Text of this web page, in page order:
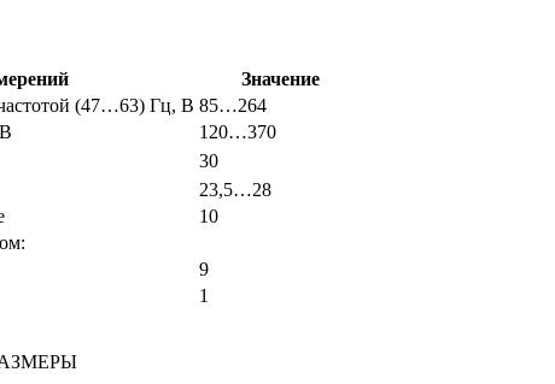
Значение
(47…63) Гц, В 85…264
120…370
30
23,5…28
10
9
1